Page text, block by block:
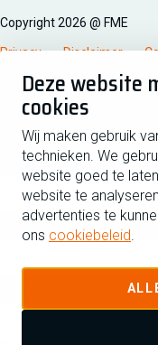
Deze website
cookies
Wij maken gebruik
technieken. We
website goed te
website te
advertenties te
ons cookiebeleid.
Copyright 2026 @ FME
Privacy Disclaimer
Schrijf je in voor
Voornaam
Achternaam